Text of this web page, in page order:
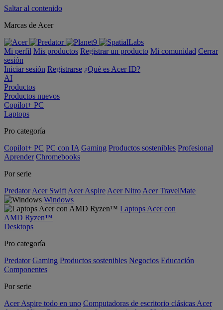
Saltar al contenido
Marcas de Acer
Mi perfil Mis productos Registrar un producto Mi comunidad Cerrar
sesión
Iniciar sesión Registrarse ¿Qué es Acer ID?
AI
Productos
Productos nuevos
Copilot+ PC
Laptops
Pro categoría
Copilot+ PC PC con IA Gaming Productos sostenibles Profesional
Aprender Chromebooks
Por serie
Predator Acer Swift Acer Aspire Acer Nitro Acer TravelMate
Windows
Laptops Acer con
AMD Ryzen™
Desktops
Pro categoría
Predator Gaming Productos sostenibles Negocios Educación
Componentes
Por serie
Acer Aspire todo en uno Computadoras de escritorio clásicas Acer